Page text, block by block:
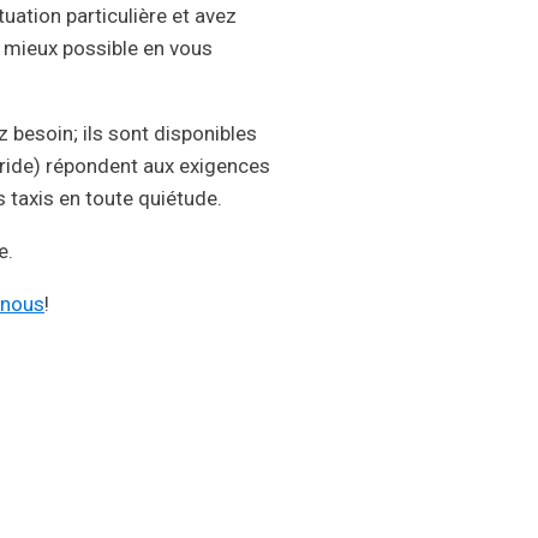
particulière et avez
possible en vous
besoin; ils sont disponibles
répondent aux exigences
taxis en toute quiétude.
!